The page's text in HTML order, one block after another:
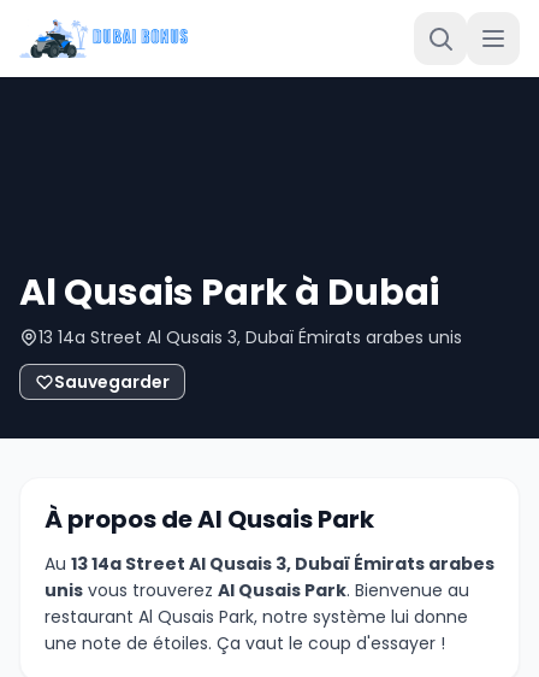
Al Qusais Park à Dubai
13 14a Street Al Qusais 3, Dubaï Émirats arabes unis
Sauvegarder
À propos de Al Qusais Park
Au 13 14a Street Al Qusais 3, Dubaï Émirats arabes
unis vous trouverez Al Qusais Park. Bienvenue au
restaurant Al Qusais Park, notre système lui donne
une note de étoiles. Ça vaut le coup d'essayer !